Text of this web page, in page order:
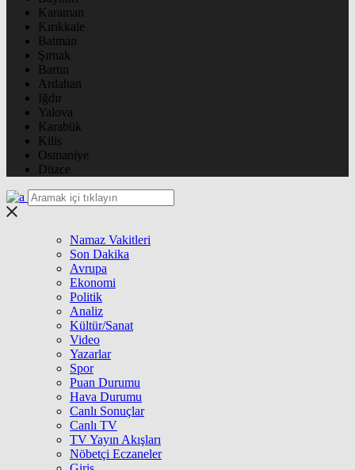
Karaman
Kırıkkale
Batman
Şırnak
Bartın
Ardahan
Iğdır
Yalova
Karabük
Kilis
Osmaniye
Düzce
Namaz Vakitleri
Son Dakika
Avrupa
Ekonomi
Politik
Analiz
Kültür/Sanat
Video
Yazarlar
Spor
Puan Durumu
Hava Durumu
Canlı Sonuçlar
Canlı TV
TV Yayın Akışları
Nöbetçi Eczaneler